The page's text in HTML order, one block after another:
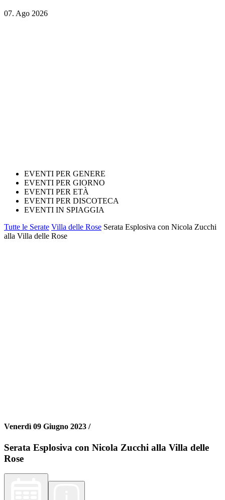
07. Ago 2026
EVENTI PER GENERE
EVENTI PER GIORNO
EVENTI PER ETÀ
EVENTI PER DISCOTECA
EVENTI IN SPIAGGIA
Tutte le Serate Villa delle Rose Serata Esplosiva con Nicola Zucchi
alla Villa delle Rose
Venerdì 09 Giugno 2023 /
Serata Esplosiva con Nicola Zucchi alla Villa delle
Rose